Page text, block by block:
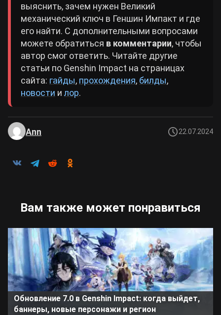
выяснить, зачем нужен Великий
механический ключ в Геншин Импакт и где
его найти. С дополнительными вопросами
можете обратиться в комментарии, чтобы
автор смог ответить. Читайте другие
статьи по Genshin Impact на страницах
сайта: гайды, прохождения, билды,
новости и лор.
Ann 22.07.2024
Вам также может понравиться
Обновление 7.0 в Genshin Impact: когда выйдет,
баннеры, новые персонажи и регион